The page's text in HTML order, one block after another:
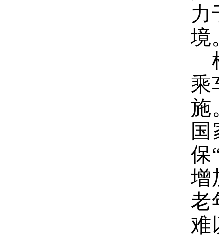
力
境
乘
施
保
增
老
难